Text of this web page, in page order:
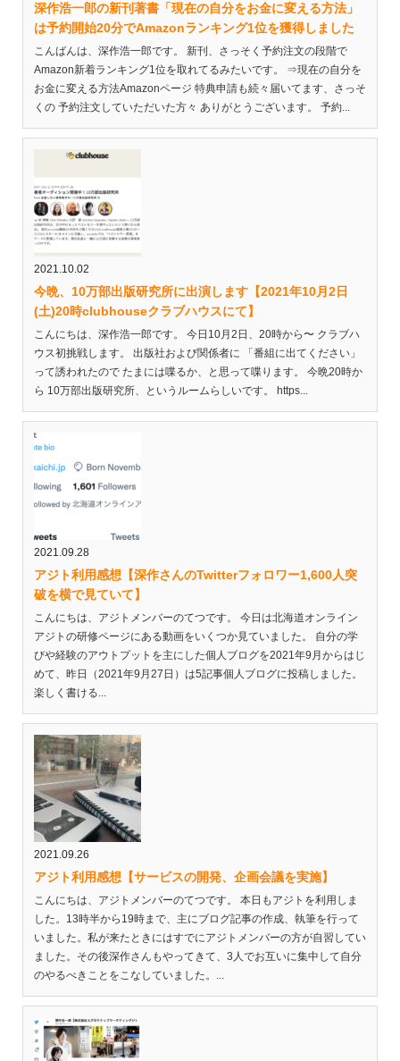
深作浩一郎の新刊著書「現在の自分をお金に変える方法」
は予約開始20分でAmazonランキング1位を獲得しました
こんばんは、深作浩一郎です。 新刊、さっそく予約注文の段階で
Amazon新着ランキング1位を取れてるみたいです。 ⇒現在の自分を
お金に変える方法Amazonページ 特典申請も続々届いてます、さっそ
くの 予約注文していただいた方々 ありがとうございます。 予約...
2021.10.02
今晩、10万部出版研究所に出演します【2021年10月2日
(土)20時clubhouseクラブハウスにて】
こんにちは、深作浩一郎です。 今日10月2日、20時から〜 クラブハ
ウス初挑戦します。 出版社および関係者に 「番組に出てください」
って誘われたので たまには喋るか、と思って喋ります。 今晩20時か
ら 10万部出版研究所、というルームらしいです。 https...
2021.09.28
アジト利用感想【深作さんのTwitterフォロワー1,600人突
破を横で見ていて】
こんにちは、アジトメンバーのてつです。 今日は北海道オンライン
アジトの研修ページにある動画をいくつか見ていました。 自分の学
びや経験のアウトプットを主にした個人ブログを2021年9月からはじ
めて、昨日（2021年9月27日）は5記事個人ブログに投稿しました。
楽しく書ける...
2021.09.26
アジト利用感想【サービスの開発、企画会議を実施】
こんにちは、アジトメンバーのてつです。 本日もアジトを利用しま
した。13時半から19時まで、主にブログ記事の作成、執筆を行って
いました。私が来たときにはすでにアジトメンバーの方が自習してい
ました。その後深作さんもやってきて、3人でお互いに集中して自分
のやるべきことをこなしていました。...